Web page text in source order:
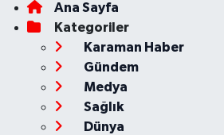
Ana Sayfa
Kategoriler
Karaman Haber
Gündem
Medya
Sağlık
Dünya